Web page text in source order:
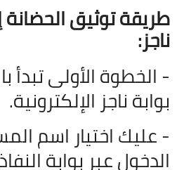
طريقة توثيق الحضانة
ناجز:
- الخطوة الأولى تبدأ
بوابة ناجز الإلكترونية.
- عليك اختيار اسم
الدخول عبر بوابة